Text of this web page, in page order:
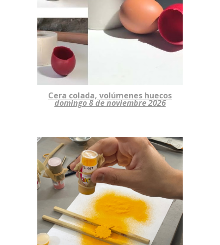
Cera colada, volúmenes huecos
domingo 8 de noviembre2026